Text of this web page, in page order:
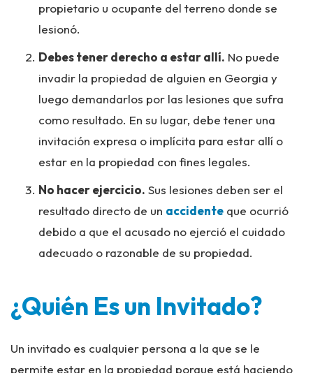
propietario u ocupante del terreno donde se
lesionó.
Debes tener derecho a estar allí. No puede
invadir la propiedad de alguien en Georgia y
luego demandarlos por las lesiones que sufra
como resultado. En su lugar, debe tener una
invitación expresa o implícita para estar allí o
estar en la propiedad con fines legales.
No hacer ejercicio. Sus lesiones deben ser el
resultado directo de un accidente que ocurrió
debido a que el acusado no ejerció el cuidado
adecuado o razonable de su propiedad.
¿Quién Es un Invitado?
Un invitado es cualquier persona a la que se le
permite estar en la propiedad porque está haciendo